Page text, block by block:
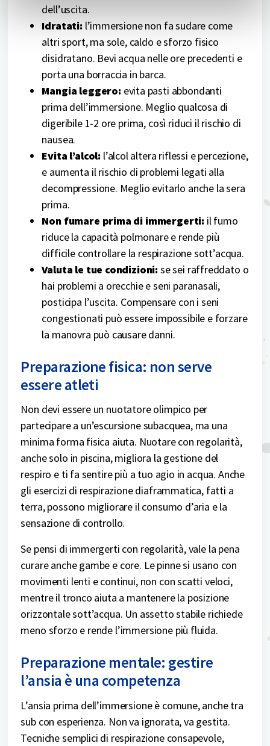
dell’uscita.
Idratati:l’immersione non fa sudare come
altri sport, ma sole, caldo e sforzo fisico
disidratano. Bevi acqua nelle ore precedenti e
porta una borraccia in barca.
Mangia leggero: evita pasti abbondanti
prima dell’immersione. Meglio qualcosa di
digeribile 1-2 ore prima, così riduci il rischio di
nausea.
Evita l’alcol: l’alcol altera riflessi e percezione,
e aumenta il rischio di problemi legati alla
decompressione. Meglio evitarlo anche la sera
prima.
Non fumare prima di immergerti: il fumo
riduce la capacità polmonare e rende più
difficile controllare la respirazione sott’acqua.
Valuta le tue condizioni: se sei raffreddato o
hai problemi a orecchie e seni paranasali,
posticipa l’uscita. Compensare con i seni
congestionati può essere impossibile e forzare
la manovra può causare danni.
Preparazione fisica: non serve
essere atleti
Non devi essere un nuotatore olimpico per
partecipare a un’escursione subacquea, ma una
minima forma fisica aiuta. Nuotare con regolarità,
anche solo in piscina, migliora la gestione del
respiro e ti fa sentire più a tuo agio in acqua. Anche
gli esercizi di respirazione diaframmatica, fatti a
terra, possono migliorare il consumo d’aria e la
sensazione di controllo.
Se pensi di immergerti con regolarità, vale la pena
curare anche gambe e core. Le pinne si usano con
movimenti lenti e continui, non con scatti veloci,
mentre il tronco aiuta a mantenere la posizione
orizzontale sott’acqua. Un assetto stabile richiede
meno sforzo e rende l’immersione più fluida.
Preparazione mentale: gestire
l’ansia è una competenza
L’ansia prima dell’immersione è comune, anche tra
sub con esperienza. Non va ignorata, va gestita.
Tecniche semplici di respirazione consapevole,